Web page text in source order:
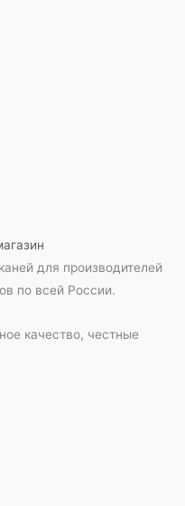
для производителей
по всей России.
качество, честные